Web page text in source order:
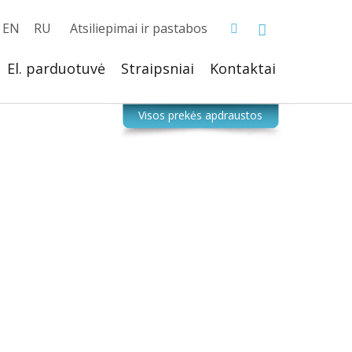
Atsiliepimai ir pastabos
EN RU
El. parduotuvė Straipsniai Kontaktai